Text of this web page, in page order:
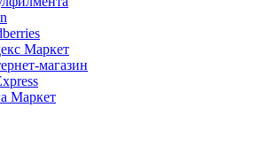
Маркет
магазин
Маркет